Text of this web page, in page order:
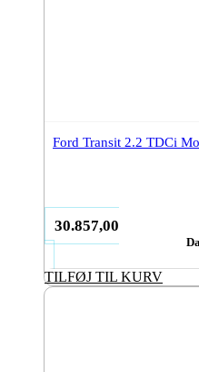
Ford Transit 2.2 TDCi
30.857,00
TILFØJ TIL KURV